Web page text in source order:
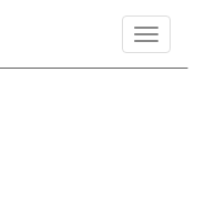
Toggle